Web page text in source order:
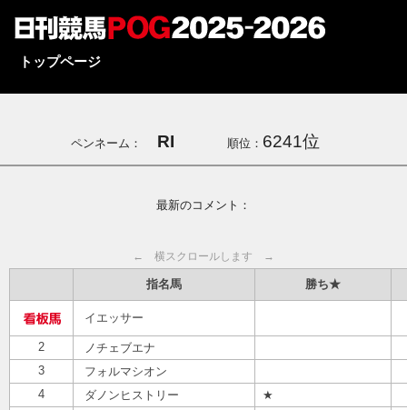
トップページ
ペンネーム： RI 順位： 6241位
最新のコメント：
← 横スクロールします →
指名馬 勝ち★
イエッサー
2
ノチェブエナ
3
フォルマシオン
4
ダノンヒストリー
★